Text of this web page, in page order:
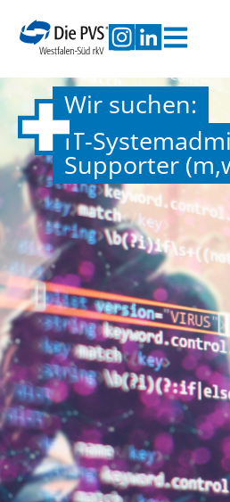
Wir suchen:
IT-
Supporter